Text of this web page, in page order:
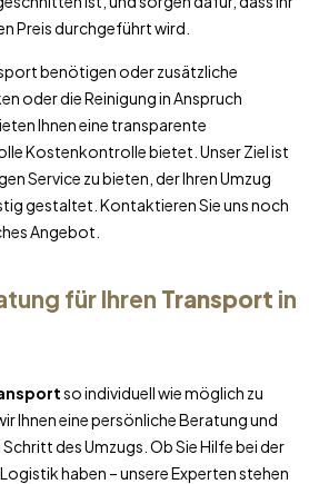
Preis durchgeführt wird.
benötigen oder zusätzliche
oder die Reinigung in Anspruch
Ihnen eine transparente
Kostenkontrolle bietet. Unser Ziel ist
Service zu bieten, der Ihren Umzug
gestaltet. Kontaktieren Sie uns noch
Angebot.
für Ihren Transport in
so individuell wie möglich zu
Ihnen eine persönliche Beratung und
des Umzugs. Ob Sie Hilfe bei der
haben – unsere Experten stehen